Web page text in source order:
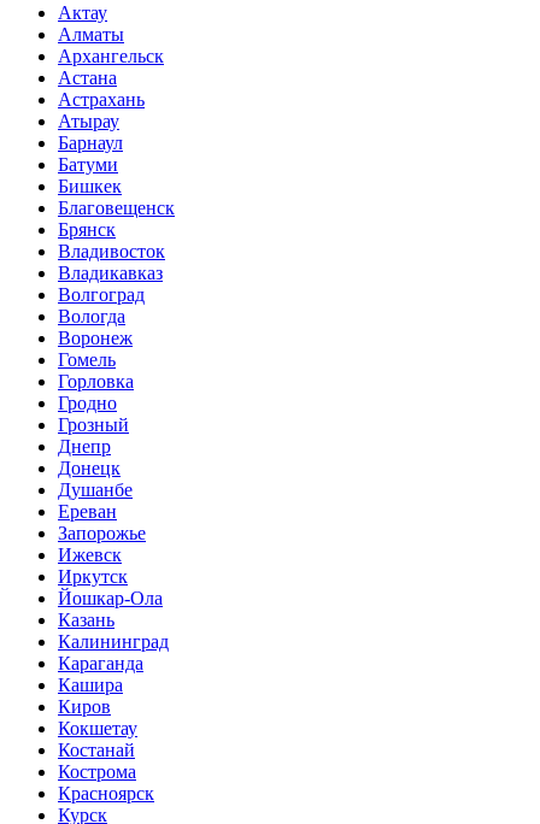
Актау
Алматы
Архангельск
Астана
Астрахань
Атырау
Барнаул
Батуми
Бишкек
Благовещенск
Брянск
Владивосток
Владикавказ
Волгоград
Вологда
Воронеж
Гомель
Горловка
Гродно
Грозный
Днепр
Донецк
Душанбе
Ереван
Запорожье
Ижевск
Иркутск
Йошкар-Ола
Казань
Калининград
Караганда
Кашира
Киров
Кокшетау
Костанай
Кострома
Красноярск
Курск